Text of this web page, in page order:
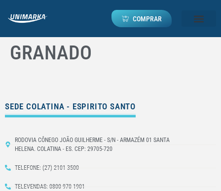
COMPRAR
GRANADO
SEDE COLATINA - ESPIRITO SANTO
RODOVIA CÔNEGO JOÃO GUILHERME - S/N - ARMAZÉM 01 SANTA
HELENA. COLATINA - ES. CEP: 29705-720
TELEFONE: (27) 2101-3500
TELEVENDAS: 0800 970 1901